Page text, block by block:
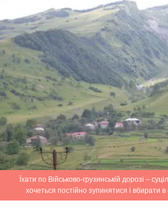
Їхати по Військово-грузинській дорозі –
хочеться постійно зупинятися і вбирати в